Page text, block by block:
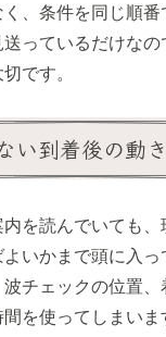
、条件を同じ順番
っているだけなの
です。
い到着後の動
を読んでいても、
いかまで頭に入っ
チェックの位置、
を使ってしまいま